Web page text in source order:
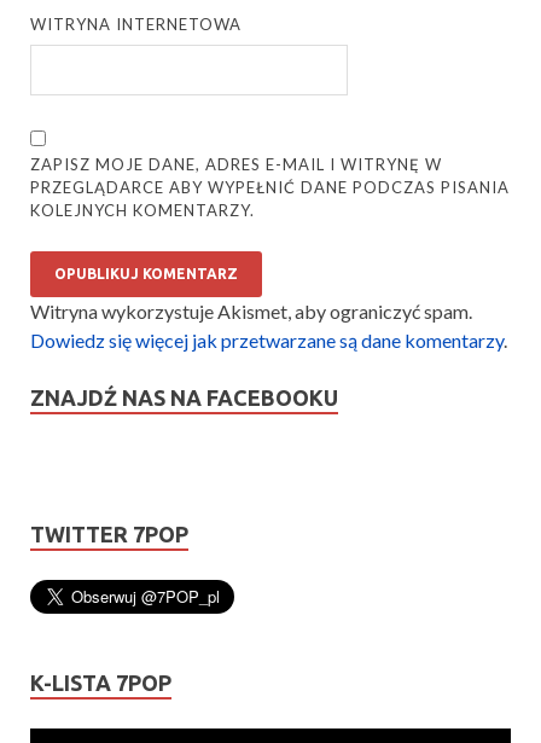
WITRYNA INTERNETOWA
ZAPISZ MOJE DANE, ADRES E-MAIL I WITRYNĘ W
PRZEGLĄDARCE ABY WYPEŁNIĆ DANE PODCZAS PISANIA
KOLEJNYCH KOMENTARZY.
Witryna wykorzystuje Akismet, aby ograniczyć spam.
Dowiedz się więcej jak przetwarzane są dane komentarzy.
ZNAJDŹ NAS NA FACEBOOKU
TWITTER 7POP
K-LISTA 7POP